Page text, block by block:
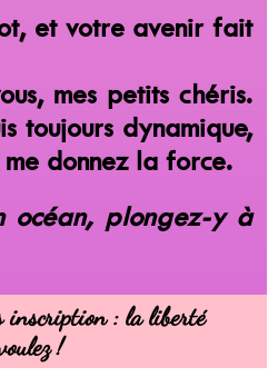
et votre avenir fait
mes petits chéris.
toujours dynamique,
donnez la force.
océan, plongez-y à
inscription : la liberté
!